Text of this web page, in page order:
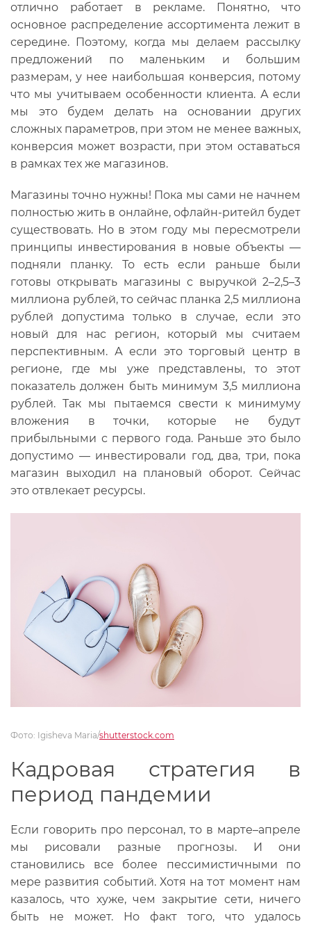
отлично работает в рекламе. Понятно, что
основное распределение ассортимента лежит в
середине. Поэтому, когда мы делаем рассылку
предложений по маленьким и большим
размерам, у нее наибольшая конверсия, потому
что мы учитываем особенности клиента. А если
мы это будем делать на основании других
сложных параметров, при этом не менее важных,
конверсия может возрасти, при этом оставаться
в рамках тех же магазинов.
Магазины точно нужны! Пока мы сами не начнем
полностью жить в онлайне, офлайн-ритейл будет
существовать. Но в этом году мы пересмотрели
принципы инвестирования в новые объекты —
подняли планку. То есть если раньше были
готовы открывать магазины с выручкой 2–2,5–3
миллиона рублей, то сейчас планка 2,5 миллиона
рублей допустима только в случае, если это
новый для нас регион, который мы считаем
перспективным. А если это торговый центр в
регионе, где мы уже представлены, то этот
показатель должен быть минимум 3,5 миллиона
рублей. Так мы пытаемся свести к минимуму
вложения в точки, которые не будут
прибыльными с первого года. Раньше это было
допустимо — инвестировали год, два, три, пока
магазин выходил на плановый оборот. Сейчас
это отвлекает ресурсы.
Фото: Igisheva Maria/shutterstock.com
Кадровая стратегия в
период пандемии
Если говорить про персонал, то в марте–апреле
мы рисовали разные прогнозы. И они
становились все более пессимистичными по
мере развития событий. Хотя на тот момент нам
казалось, что хуже, чем закрытие сети, ничего
быть не может. Но факт того, что удалось